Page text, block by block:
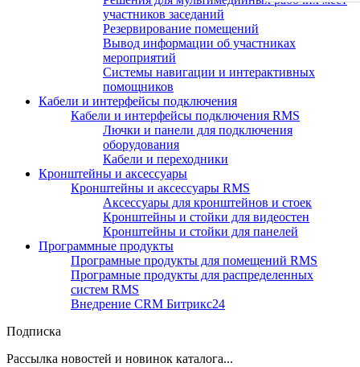
участников заседаний
Резервирование помещений
Вывод информации об участниках
мероприятий
Системы навигации и интерактивных
помощников
Кабели и интерфейсы подключения
Кабели и интерфейсы подключения RMS
Лючки и панели для подключения
оборудования
Кабели и переходники
Кронштейны и аксессуары
Кронштейны и аксессуары RMS
Аксессуары для кронштейнов и стоек
Кронштейны и стойки для видеостен
Кронштейны и стойки для панелей
Программные продукты
Програмные продукты для помещений RMS
Програмные продукты для распределенных
систем RMS
Внедрение CRM Битрикс24
Подписка
Рассылка новостей и новинок каталога...